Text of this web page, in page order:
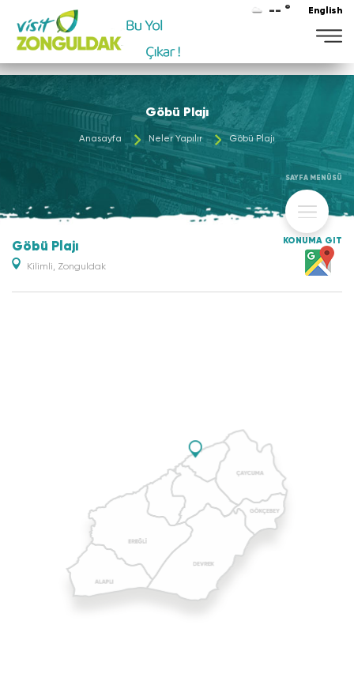
-- ° English
Göbü Plajı
Anasayfa Neler Yapılır Göbü Plajı
SAYFA MENÜSÜ
Göbü Plajı
Kilimli, Zonguldak
KONUMA GİT